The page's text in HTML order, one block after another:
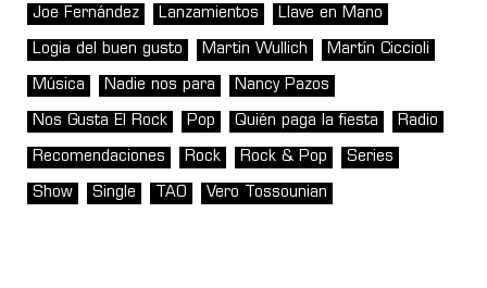
Joe Fernández Lanzamientos Llave en Mano
Logia del buen gusto Martin Wullich Martín Ciccioli
Música Nadie nos para Nancy Pazos
Nos Gusta El Rock Pop Quién paga la fiesta Radio
Recomendaciones Rock Rock & Pop Series
Show Single TAO Vero Tossounian